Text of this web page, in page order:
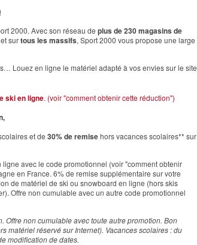
2000. Avec son réseau de plus de 230 magasins de
surtous les massifs, Sport 2000 vous propose une large
Louez en ligne le matériel adapté à vos envies sur le site
ski en ligne. (voir "comment obtenir cette réduction")
et de 30% de remisehors vacances scolaires** sur
avec le code promotionnel (voir "comment obtenir
en France. 6% de remise supplémentaire sur votre
de matériel de ski ou snowboard en ligne (hors skis
Offre non cumulable avec un autre code promotionnel
Offre non cumulable avec toute autre promotion. Bon
matériel réservé sur Internet). Vacances scolaires : du
modification de dates.